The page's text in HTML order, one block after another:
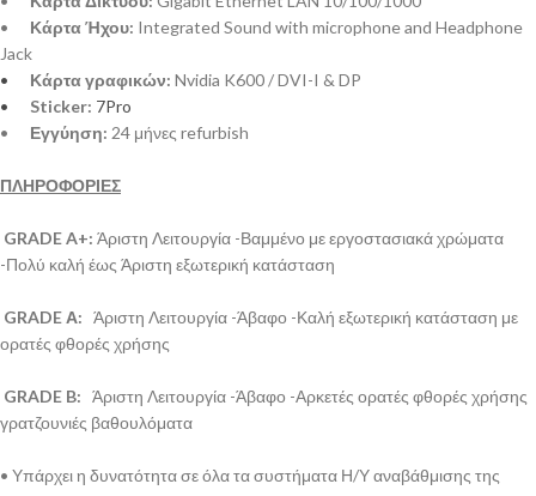
• Κάρτα Ήχου: Integrated Sound with microphone and Headphone
Jack
• Κάρτα γραφικών: Nvidia K600/ DVI-I & DP
• Sticker: 7Pro
• Εγγύηση: 24 μήνες refurbish
ΠΛΗΡΟΦΟΡΙΕΣ
GRADE A+: Άριστη Λειτουργία -Βαμμένο με εργοστασιακά χρώματα
-Πολύ καλή έως Άριστη εξωτερική κατάσταση
GRADE Α: Άριστη Λειτουργία -Άβαφο -Καλή εξωτερική κατάσταση με
ορατές φθορές χρήσης
GRADE B: Άριστη Λειτουργία -Άβαφο -Αρκετές ορατές φθορές χρήσης
γρατζουνιές βαθουλόματα
• Υπάρχει η δυνατότητα σε όλα τα συστήματα Η/Υ αναβάθμισης της